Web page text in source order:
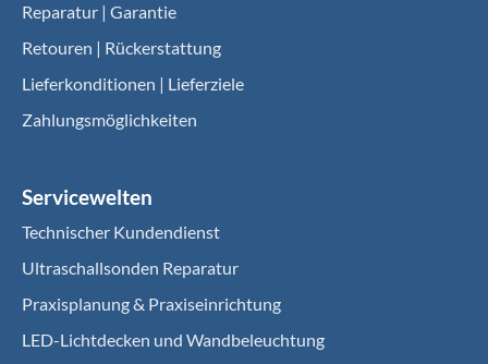
Reparatur | Garantie
Retouren | Rückerstattung
Lieferkonditionen | Lieferziele
Zahlungsmöglichkeiten
Servicewelten
Technischer Kundendienst
Ultraschallsonden Reparatur
Praxisplanung & Praxiseinrichtung
LED-Lichtdecken und Wandbeleuchtung